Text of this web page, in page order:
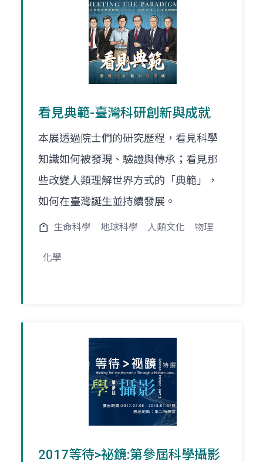
看見典範-臺灣科研創新與成就
本展透過院士們的研究歷程，看見科學
知識如何被發現、驗證與傳承；看見那
些改變人類理解世界方式的「典範」，
如何在臺灣誕生並持續發展。
生命科學 地球科學 人類文化 物理
化學
2017等待>祕鏡:第參屆科學攝影